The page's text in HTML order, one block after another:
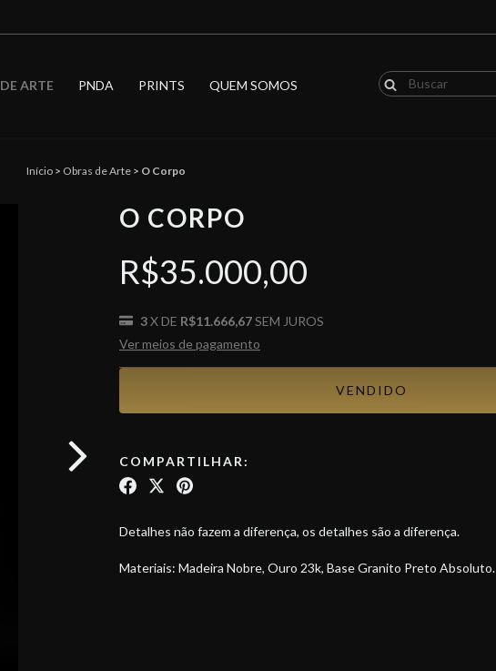
ARTE PNDA PRINTS QUEM SOMOS
Início > Obras de Arte > O Corpo
O CORPO
R$35.000,00
3X DE R$11.666,67SEM JUROS
Ver meios de pagamento
COMPARTILHAR:
Detalhes não fazem a diferença, os detalhes são a diferença.
Materiais: Madeira Nobre, Ouro 23k, Base Granito Preto Absoluto.